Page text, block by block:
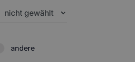
andere